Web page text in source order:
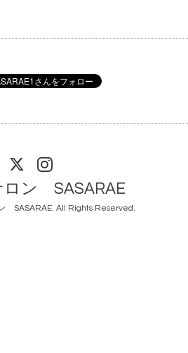
ロン SASARAE
SASARAE. All Rights Reserved.